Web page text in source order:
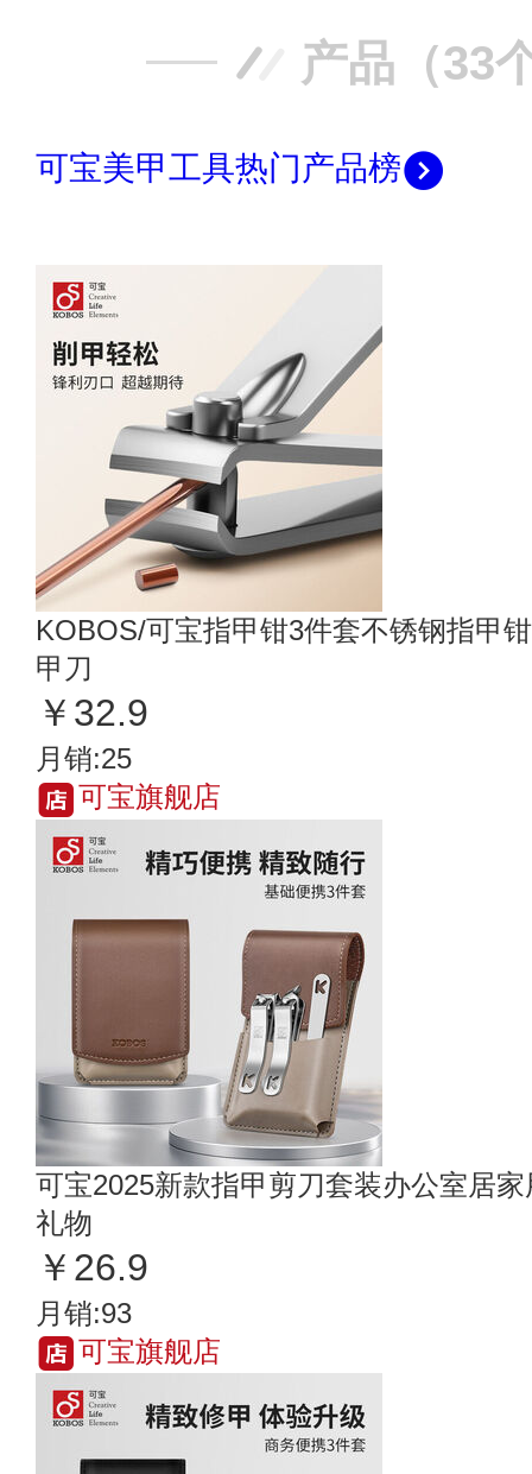
产品（33
可宝美甲工具热门产品榜
KOBOS/可宝指甲钳3件套不锈钢指甲
甲刀
￥32.9
月销:25
可宝旗舰店
可宝2025新款指甲剪刀套装办公室居
礼物
￥26.9
月销:93
可宝旗舰店